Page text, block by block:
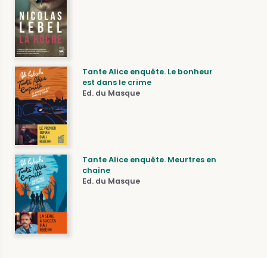
Tante Alice enquête. Le bonheur
est dans le crime
Ed. du Masque
Tante Alice enquête. Meurtres en
chaîne
Ed. du Masque